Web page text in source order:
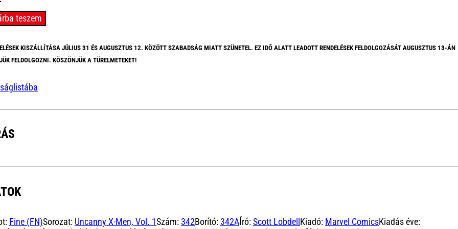
teszem
KISZÁLLÍTÁSA JÚLIUS 31 ÉS AUGUSZTUS 12. KÖZÖTT SZABADSÁG MIATT SZÜNETEL. EZ IDŐ ALATT LEADOTT RENDELÉSEK FELDOLGOZÁSÁT AUGUSZTUS 13-ÁN
FELDOLGOZNI. KÖSZÖNJÜK A TÜRELMETEKET!
Fine (FN)Sorozat: Uncanny X-Men, Vol. 1Szám: 342Borító: 342AÍró:Scott Lobdell Kiadó: Marvel ComicsKiadás éve: